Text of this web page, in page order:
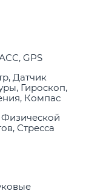
GPS
Датчик
Гироскоп,
Компас
Стресса